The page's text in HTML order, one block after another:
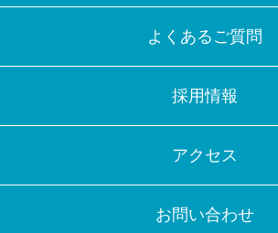
よくあるご質問
採用情報
アクセス
お問い合わせ